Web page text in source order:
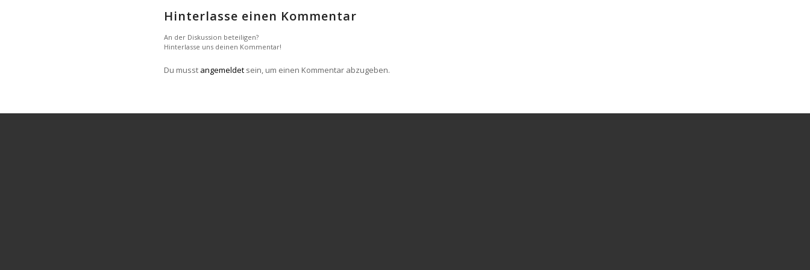
Hinterlasse einen Kommentar
An der Diskussion beteiligen?
Hinterlasse uns deinen Kommentar!
Du musst angemeldet sein, um einen Kommentar abzugeben.